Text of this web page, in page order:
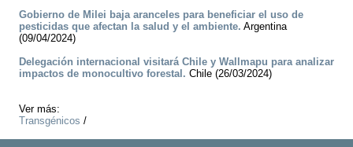
Gobierno de Milei baja aranceles para beneficiar el uso de
pesticidas que afectan la salud y el ambiente. Argentina
(09/04/2024)
Delegación internacional visitará Chile y Wallmapu para analizar
impactos de monocultivo forestal. Chile (26/03/2024)
Ver más:
Transgénicos /